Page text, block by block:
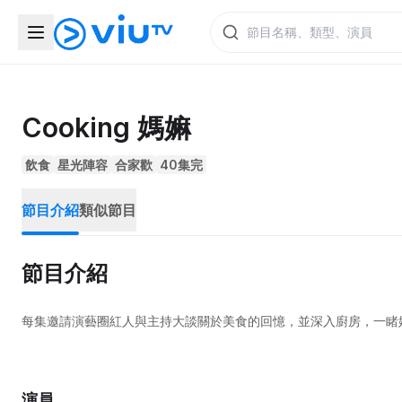
Cooking 媽嫲
飲食 星光陣容 合家歡 40集完
節目介紹類似節目
節目介紹
每集邀請演藝圈紅人與主持大談關於美食的回憶，並深入廚房，一